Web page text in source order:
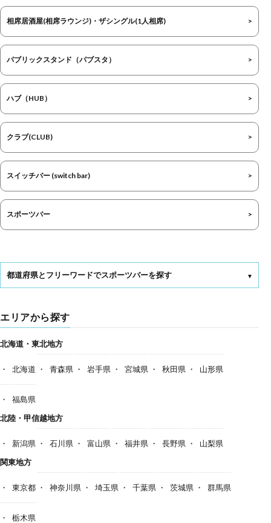
相席居酒屋(相席ラウンジ)・ザシングル(1人相席)
パブリックスタンド（パブスタ）
ハブ（HUB）
クラブ(CLUB)
スイッチバー (switch bar)
スポーツバー
都道府県とフリーワードでスポーツバーを探す
エリアから探す
北海道・東北地方
北海道 青森県 岩手県 宮城県 秋田県 山形県
福島県
北陸・甲信越地方
新潟県 石川県 富山県 福井県 長野県
山梨県
関東地方
東京都 神奈川県 埼玉県 千葉県 茨城県 群馬県
栃木県